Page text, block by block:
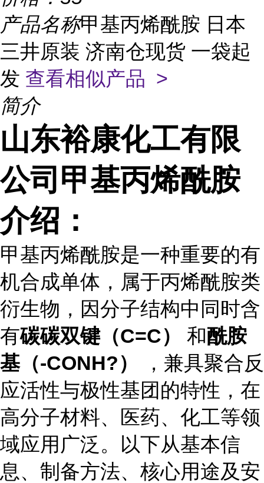
产品名称甲基丙烯酰胺 日本
三井原装 济南仓现货 一袋起
发 查看相似产品 >
简介
山东裕康化工有限
公司甲基丙烯酰胺
介绍：
甲基丙烯酰胺是一种重要的有
机合成单体，属于丙烯酰胺类
衍生物，因分子结构中同时含
有碳碳双键（C=C） 和酰胺
基（-CONH?）
，兼具聚合反
应活性与极性基团的特性，在
高分子材料、医药、化工等领
域应用广泛。以下从基本信
息、制备方法、核心用途及安